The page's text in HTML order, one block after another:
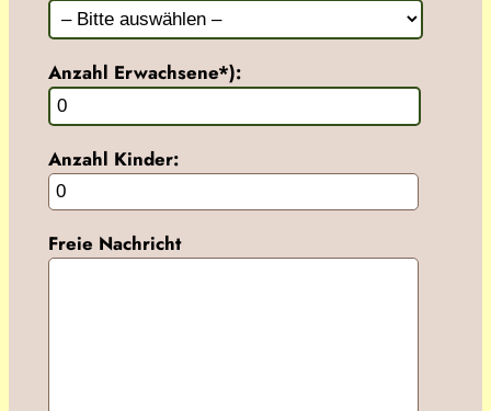
Anzahl Erwachsene*):
Anzahl Kinder:
Freie Nachricht